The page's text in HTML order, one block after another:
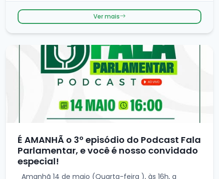
Ver mais
É AMANHÃ o 3º episódio do Podcast Fala
Parlamentar, e você é nosso convidado
especial!